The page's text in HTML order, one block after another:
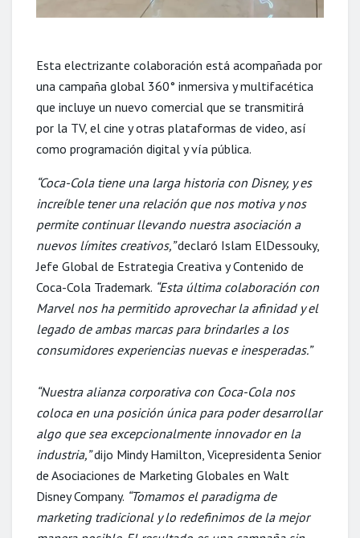
Esta electrizante colaboración está acompañada por
una campaña global 360° inmersiva y multifacética
que incluye un nuevo comercial que se transmitirá
por la TV, el cine y otras plataformas de video, así
como programación digital y vía pública.
“Coca-Cola tiene una larga historia con Disney, y es
increíble tener una relación que nos motiva y nos
permite continuar llevando nuestra asociación a
nuevos límites creativos,”declaró Islam ElDessouky,
Jefe Global de Estrategia Creativa y Contenido de
Coca-Cola Trademark. “Esta última colaboración con
Marvel nos ha permitido aprovechar la afinidad y el
legado de ambas marcas para brindarles a los
consumidores experiencias nuevas e inesperadas.”
“Nuestra alianza corporativa con Coca-Cola nos
coloca en una posición única para poder desarrollar
algo que sea excepcionalmente innovador en la
industria,”dijo Mindy Hamilton, Vicepresidenta Senior
de Asociaciones de Marketing Globales en Walt
Disney Company. “Tomamos el paradigma de
marketing tradicional y lo redefinimos de la mejor